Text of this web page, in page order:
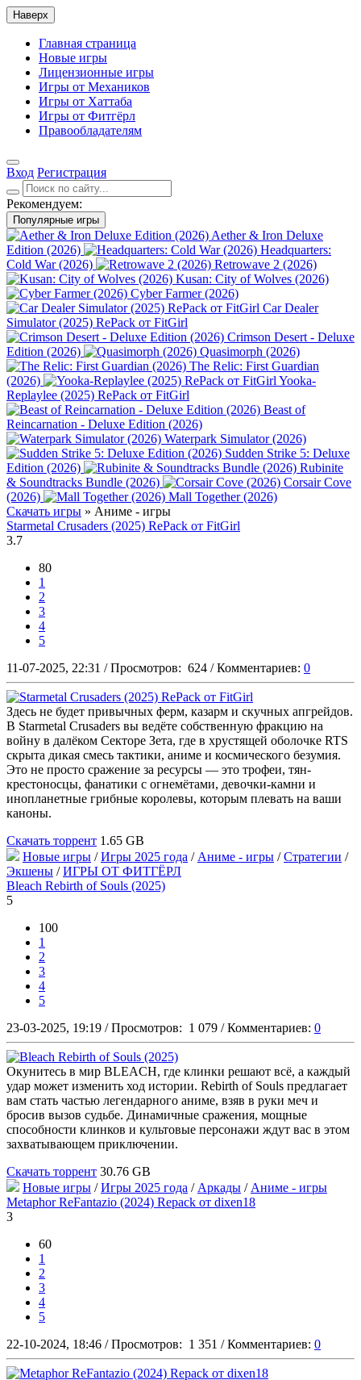
Наверх
Главная страница
Новые игры
Лицензионные игры
Игры от Механиков
Игры от Хаттаба
Игры от Фитгёрл
Правообладателям
Вход Регистрация
Рекомендуем:
Популярные игры
Aether & Iron Deluxe
Edition (2026)
Headquarters:
Cold War (2026)
Retrowave 2 (2026)
Kusan: City of Wolves (2026)
Cyber Farmer (2026)
Car Dealer
Simulator (2025) RePack от FitGirl
Crimson Desert - Deluxe
Edition (2026)
Quasimorph (2026)
The Relic: First Guardian
(2026)
Yooka-
Replaylee (2025) RePack от FitGirl
Beast of
Reincarnation - Deluxe Edition (2026)
Waterpark Simulator (2026)
Sudden Strike 5: Deluxe
Edition (2026)
Rubinite
& Soundtracks Bundle (2026)
Corsair Cove
(2026)
Mall Together (2026)
Скачать игры » Аниме - игры
Starmetal Crusaders (2025) RePack от FitGirl
3.7
80
1
2
3
4
5
11-07-2025, 22:31 / Просмотров: 624 / Комментариев: 0
Здесь не будет привычных ферм, казарм и скучных апгрейдов.
В Starmetal Crusaders вы ведёте собственную фракцию на
войну в далёком Секторе Зета, где в хрустящей оболочке RTS
скрыта дикая смесь тактики, аниме и космического безумия.
Это не просто сражение за ресурсы — это трофеи, тян-
крестоносцы, фанатики с огнемётами, девочки-камни и
инопланетные грибные королевы, которым плевать на ваши
каноны.
Скачать торрент 1.65 GB
Новые игры /Игры 2025 года / Аниме - игры /Стратегии /
Экшены /ИГРЫ ОТ ФИТГЁРЛ
Bleach Rebirth of Souls (2025)
5
100
1
2
3
4
5
23-03-2025, 19:19 / Просмотров: 1 079 / Комментариев: 0
Окунитесь в мир BLEACH, где клинки решают всё, а каждый
удар может изменить ход истории. Rebirth of Souls предлагает
вам стать частью легендарного аниме, взяв в руки меч и
бросив вызов судьбе. Динамичные сражения, мощные
способности клинков и культовые персонажи ждут вас в этом
захватывающем приключении.
Скачать торрент 30.76 GB
Новые игры /Игры 2025 года / Аркады / Аниме - игры
Metaphor ReFantazio (2024) Repack от dixen18
3
60
1
2
3
4
5
22-10-2024, 18:46 / Просмотров: 1 351 / Комментариев: 0